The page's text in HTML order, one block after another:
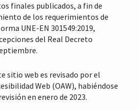
finales publicados, a fin de
de los requerimientos de
UNE-EN 301549:2019,
del Real Decreto
sitio web es revisado por el
Web (OAW), habiéndose
en enero de 2023.